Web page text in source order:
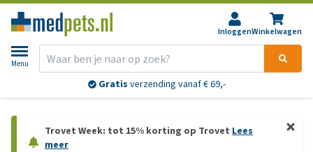
InloggenWinkelwagen
Menu
Gratis verzending vanaf € 69,-
Trovet Week: tot 15% korting op Trovet Lees
meer